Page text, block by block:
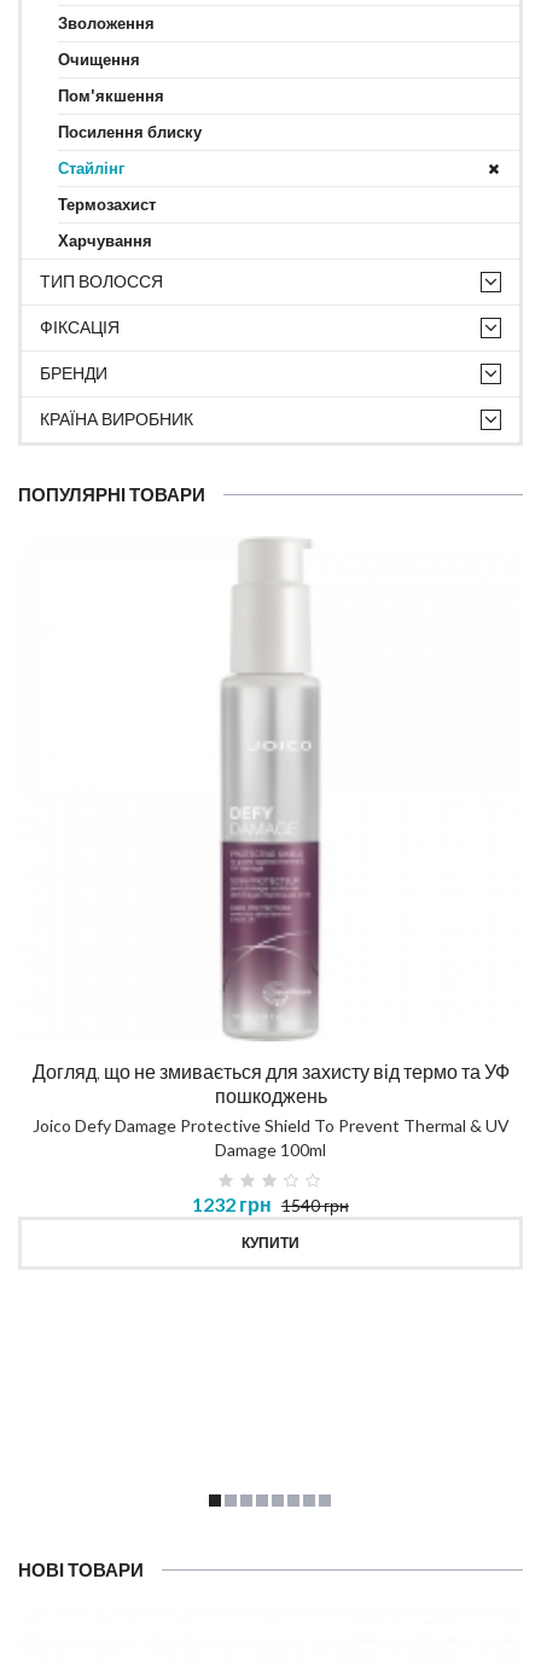
Зволоження
Очищення
Пом'якшення
Посилення блиску
Стайлінг
Термозахист
Харчування
ТИП ВОЛОССЯ
ФІКСАЦІЯ
БРЕНДИ
КРАЇНА ВИРОБНИК
ПОПУЛЯРНІ ТОВАРИ
Догляд, що не змивається для захисту від термо та УФ
пошкоджень
Joico Defy Damage Protective Shield To Prevent Thermal & UV
Damage 100ml
1232 грн 1540 грн
КУПИТИ
НОВІ ТОВАРИ